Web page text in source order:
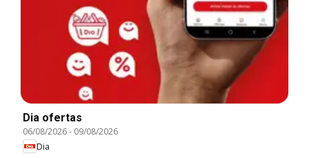
Dia ofertas
06/08/2026- 09/08/2026
Dia